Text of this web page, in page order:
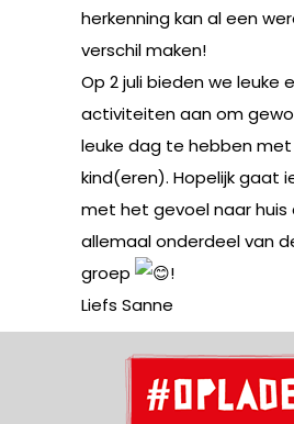
herkenning kan al een
verschil maken!
Op 2 juli bieden we leuke
activiteiten aan om
leuke dag te hebben met
kind(eren). Hopelijk gaat
met het gevoel naar huis
allemaal onderdeel van
groep
!
Liefs Sanne